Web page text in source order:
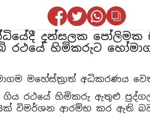
සන්ධියේදී දන්සලක
රථයේ හිමිකරුට
මහේස්ත්‍රාත් අධිකරණය
ගිය රථයේ හිමිකරු ඇතුළු
විමර්ශන ආරම්භ කර ඇති